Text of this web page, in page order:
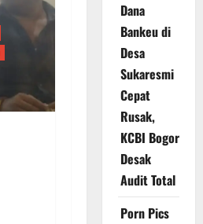
Dana
Bankeu di
Desa
Sukaresmi
Cepat
Rusak,
KCBI Bogor
Desak
Audit Total
Porn Pics